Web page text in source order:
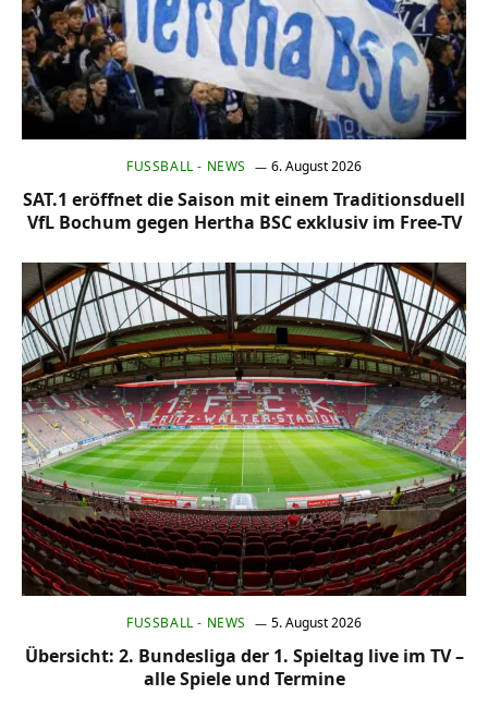
FUSSBALL - NEWS 6. August 2026
SAT.1 eröffnet die Saison mit einem Traditionsduell
VfL Bochum gegen Hertha BSC exklusiv im Free-TV
FUSSBALL - NEWS 5. August 2026
Übersicht: 2. Bundesliga der 1. Spieltag live im TV –
alle Spiele und Termine